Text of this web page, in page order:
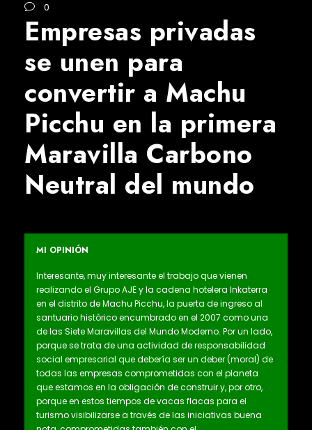
0
Empresas privadas
se unen para
convertir a Machu
Picchu en la primera
Maravilla Carbono
Neutral del mundo
MI OPINIÓN
Interesante, muy interesante el trabajo que vienen
realizando el Grupo AJE y la cadena hotelera Inkaterra
en el distrito de Machu Picchu, la puerta de ingreso al
santuario histórico encumbrado en el 2007 como una
de las Siete Maravillas del Mundo Moderno. Por un lado,
porque se trata de una actividad de responsabilidad
social empresarial que debería ser un deber (moral) de
todas las empresas comprometidas con el planeta
que estamos en la obligación de construir y, por otro,
porque en estos tiempos de vacas flacas para el
turismo visibilizarse a través de las iniciativas buena